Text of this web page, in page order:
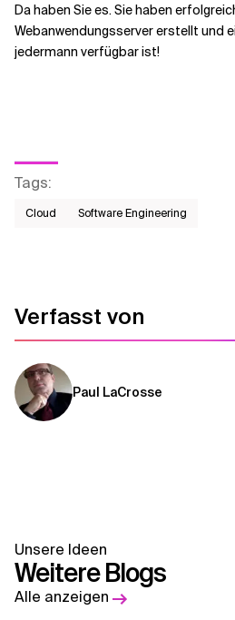
Da haben Sie es. Sie haben
Webanwendungsserver erstellt und
jedermann verfügbar ist!
Tags:
Cloud Software Engineering
Verfasst von
Paul LaCrosse
Unsere Ideen
Weitere Blogs
Alle anzeigen